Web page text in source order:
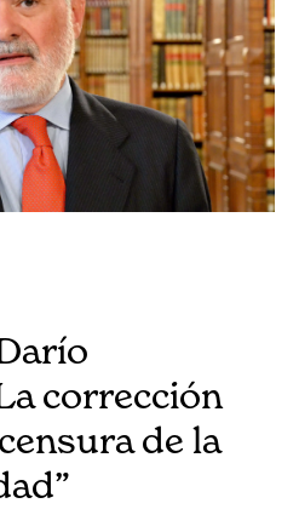
corrección
de la